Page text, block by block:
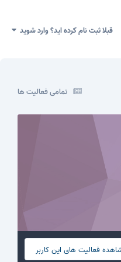
قبلا ثبت نام کرده اید؟ وارد شوید
تمامی فعالیت ها
فعالیت های این کاربر